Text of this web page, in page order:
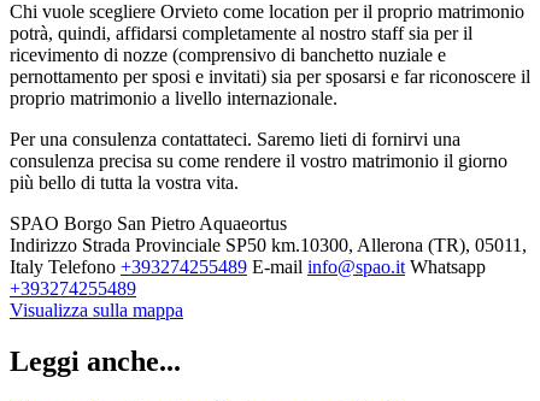
Chi vuole scegliere Orvieto come location per il proprio matrimonio
potrà, quindi, affidarsi completamente al nostro staff sia per il
ricevimento di nozze (comprensivo di banchetto nuziale e
pernottamento per sposi e invitati) sia per sposarsi e far riconoscere il
proprio matrimonio a livello internazionale.
Per una consulenza contattateci. Saremo lieti di fornirvi una
consulenza precisa su come rendere il vostro matrimonio il giorno
più bello di tutta la vostra vita.
SPAO Borgo San Pietro Aquaeortus
Indirizzo Strada Provinciale SP50 km.10300, Allerona (TR), 05011,
Italy Telefono +393274255489 E-mail info@spao.it Whatsapp
+393274255489
Visualizza sulla mappa
Leggi anche...